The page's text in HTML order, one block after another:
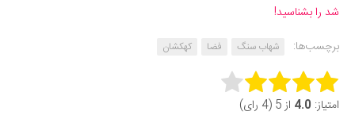
شد را بشناسید!
برچسب‌ها:
شهاب سنگ فضا کهکشان
Rate this item:
امتیاز: 4.0 از 5 (4 رای)